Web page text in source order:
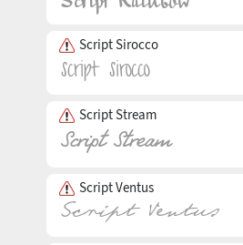
Script Sirocco
Script Stream
Script Ventus